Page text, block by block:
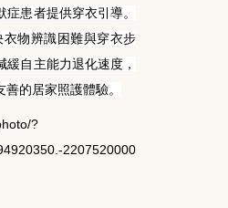
患者提供穿衣引導。
物辨識困難與穿衣步
自主能力退化速度，
的居家照護體驗。
?
2207520000